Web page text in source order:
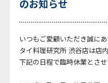
のお知らせ
いつもご愛顧いただき誠にあ
タイ料理研究所 渋谷店は店
下記の日程で臨時休業とさせ